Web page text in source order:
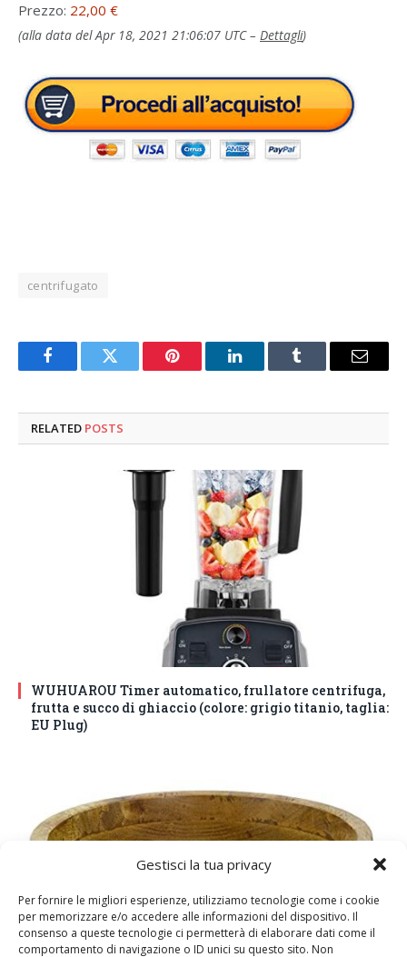
Gestisci la tua privacy
Per fornire le migliori esperienze, utilizziamo tecnologie come i cookie
per memorizzare e/o accedere alle informazioni del dispositivo. Il
consenso a queste tecnologie ci permetterà di elaborare dati come il
comportamento di navigazione o ID unici su questo sito. Non
Prezzo: 22,00 €
(alla data del Apr 18, 2021 21:06:07 UTC – Dettagli)
centrifugato
FacebookTwitter Pinterest LinkedInTumblr Email
RELATED POSTS
WUHUAROU Timer automatico, frullatore centrifuga,
frutta e succo di ghiaccio (colore: grigio titanio, taglia:
EU Plug)